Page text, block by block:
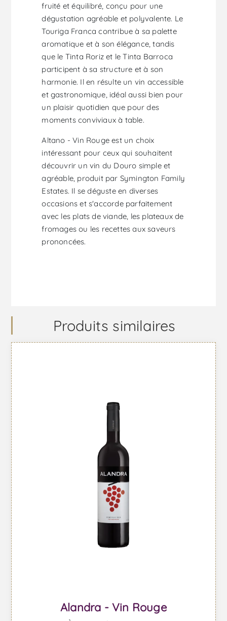
fruité et équilibré, conçu pour une
dégustation agréable et polyvalente. Le
Touriga Franca contribue à sa palette
aromatique et à son élégance, tandis
que le Tinta Roriz et le Tinta Barroca
participent à sa structure et à son
harmonie. Il en résulte un vin accessible
et gastronomique, idéal aussi bien pour
un plaisir quotidien que pour des
moments conviviaux à table.
Altano - Vin Rouge est un choix
intéressant pour ceux qui souhaitent
découvrir un vin du Douro simple et
agréable, produit par Symington Family
Estates. Il se déguste en diverses
occasions et s'accorde parfaitement
avec les plats de viande, les plateaux de
fromages ou les recettes aux saveurs
prononcées.
Produits similaires
Alandra - Vin Rouge